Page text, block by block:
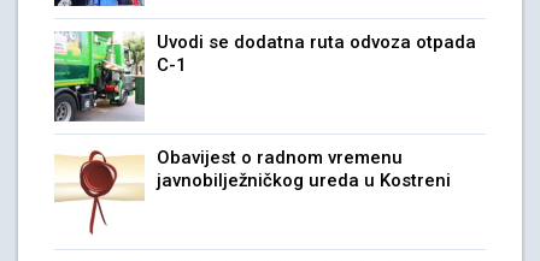
Uvodi se dodatna ruta odvoza otpada
C-1
Obavijest o radnom vremenu
javnobilježničkog ureda u Kostreni